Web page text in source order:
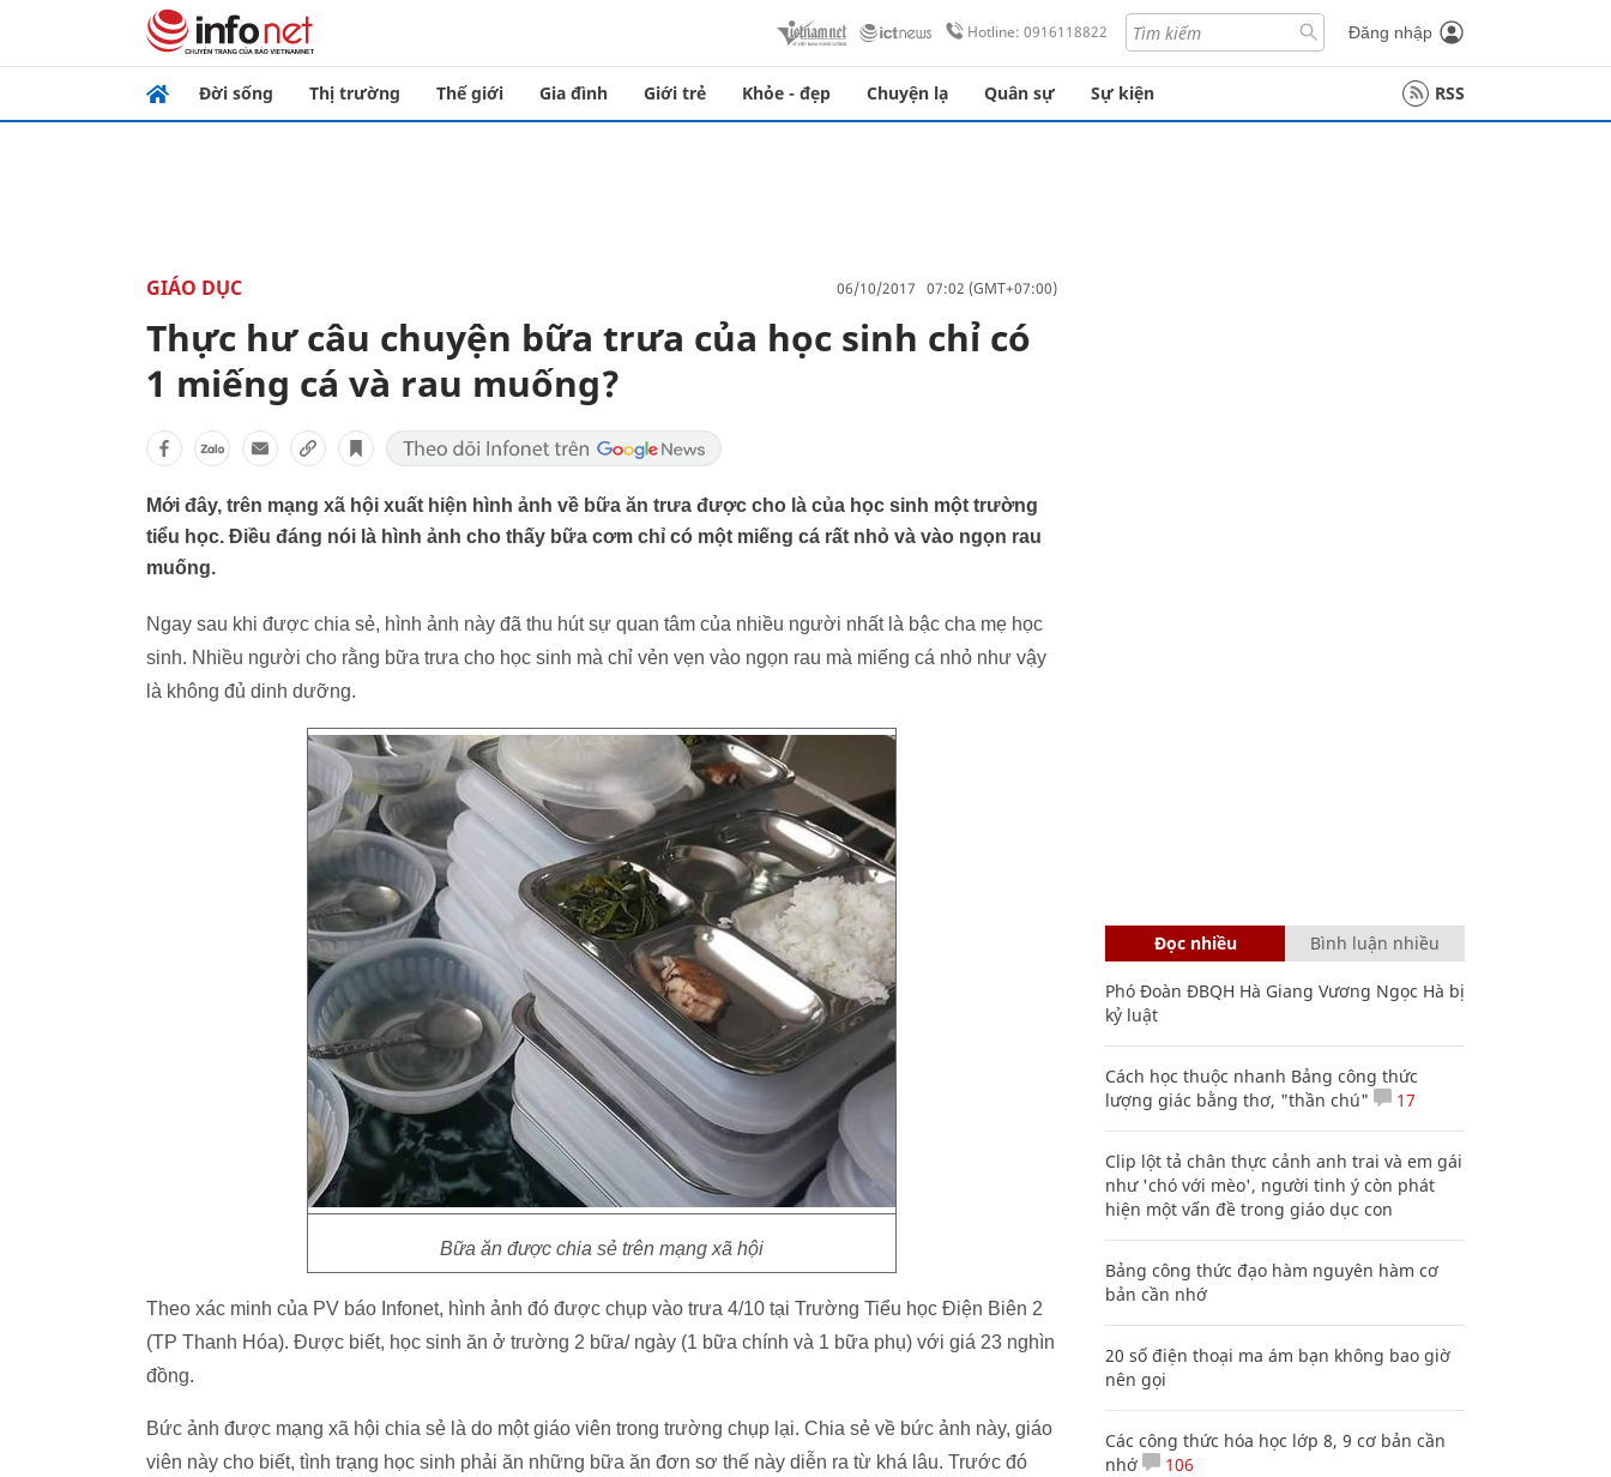
Hotline: 0916118822 Đăng nhập
Đời sống Thị trường Thế giới Gia đình Giới trẻ Khỏe - đẹp Chuyện lạ Quân sự Sự kiện RSS
GIÁO DỤC 06/10/2017 07:02 (GMT+07:00)
Thực hư câu chuyện bữa trưa của học sinh chỉ có
1 miếng cá và rau muống?
Mới đây, trên mạng xã hội xuất hiện hình ảnh về bữa ăn trưa được cho là của học sinh một trường
tiểu học. Điều đáng nói là hình ảnh cho thấy bữa cơm chỉ có một miếng cá rất nhỏ và vào ngọn rau
muống.
Ngay sau khi được chia sẻ, hình ảnh này đã thu hút sự quan tâm của nhiều người nhất là bậc cha mẹ học
sinh. Nhiều người cho rằng bữa trưa cho học sinh mà chỉ vẻn vẹn vào ngọn rau mà miếng cá nhỏ như vậy
là không đủ dinh dưỡng.
Bữa ăn được chia sẻ trên mạng xã hội
Theo xác minh của PV báo Infonet, hình ảnh đó được chụp vào trưa 4/10 tại Trường Tiểu học Điện Biên 2
(TP Thanh Hóa). Được biết, học sinh ăn ở trường 2 bữa/ ngày (1 bữa chính và 1 bữa phụ) với giá 23 nghìn
đồng.
Bức ảnh được mạng xã hội chia sẻ là do một giáo viên trong trường chụp lại. Chia sẻ về bức ảnh này, giáo
viên này cho biết, tình trạng học sinh phải ăn những bữa ăn đơn sơ thế này diễn ra từ khá lâu. Trước đó
Đọc nhiều Bình luận nhiều
Phó Đoàn ĐBQH Hà Giang Vương Ngọc Hà bị
kỷ luật
Cách học thuộc nhanh Bảng công thức
lượng giác bằng thơ, "thần chú"
17
Clip lột tả chân thực cảnh anh trai và em gái
như 'chó với mèo', người tinh ý còn phát
hiện một vấn đề trong giáo dục con
Bảng công thức đạo hàm nguyên hàm cơ
bản cần nhớ
20 số điện thoại ma ám bạn không bao giờ
nên gọi
Các công thức hóa học lớp 8, 9 cơ bản cần
nhớ
106